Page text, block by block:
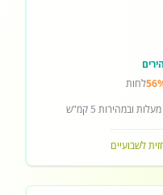
לחות
מעלות ובמהירות 5 קמ"ש
לשבועיים